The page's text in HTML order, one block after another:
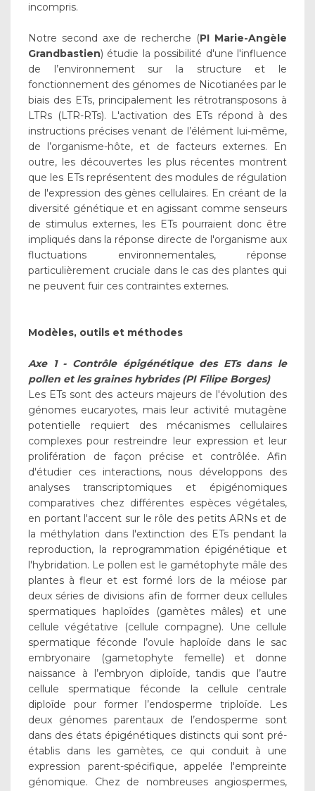
incompris.
Notre second axe de recherche (PI Marie-Angèle
Grandbastien) étudie la possibilité d'une l'influence
de l’environnement sur la structure et le
fonctionnement des génomes de Nicotianées par le
biais des ETs, principalement les rétrotransposons à
LTRs (LTR-RTs). L'activation des ETs répond à des
instructions précises venant de l’élément lui-même,
de l’organisme-hôte, et de facteurs externes. En
outre, les découvertes les plus récentes montrent
que les ETs représentent des modules de régulation
de l'expression des gènes cellulaires. En créant de la
diversité génétique et en agissant comme senseurs
de stimulus externes, les ETs pourraient donc être
impliqués dans la réponse directe de l'organisme aux
fluctuations environnementales, réponse
particulièrement cruciale dans le cas des plantes qui
ne peuvent fuir ces contraintes externes.
Modèles, outils et méthodes
Axe 1 - Contrôle épigénétique des ETs dans le
pollen et les graines hybrides (PI Filipe Borges)
Les ETs sont des acteurs majeurs de l'évolution des
génomes eucaryotes, mais leur activité mutagène
potentielle requiert des mécanismes cellulaires
complexes pour restreindre leur expression et leur
prolifération de façon précise et contrôlée. Afin
d'étudier ces interactions, nous développons des
analyses transcriptomiques et épigénomiques
comparatives chez différentes espèces végétales,
en portant l'accent sur le rôle des petits ARNs et de
la méthylation dans l'extinction des ETs pendant la
reproduction, la reprogrammation épigénétique et
l'hybridation. Le pollen est le gamétophyte mâle des
plantes à fleur et est formé lors de la méiose par
deux séries de divisions afin de former deux cellules
spermatiques haploïdes (gamètes mâles) et une
cellule végétative (cellule compagne). Une cellule
spermatique féconde l’ovule haploïde dans le sac
embryonaire (gametophyte femelle) et donne
naissance à l’embryon diploïde, tandis que l’autre
cellule spermatique féconde la cellule centrale
diploïde pour former l’endosperme triploïde. Les
deux génomes parentaux de l’endosperme sont
dans des états épigénétiques distincts qui sont pré-
établis dans les gamètes, ce qui conduit à une
expression parent-spécifique, appelée l'empreinte
génomique. Chez de nombreuses angiospermes,